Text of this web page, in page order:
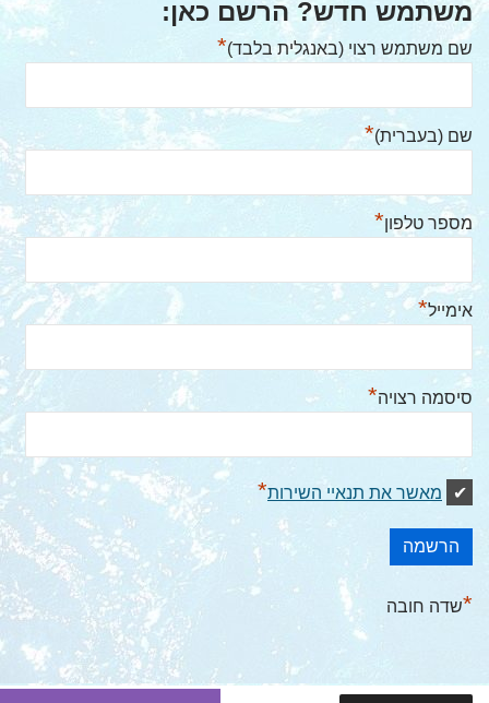
משתמש חדש? הרשם כאן:
שם משתמש רצוי (באנגלית בלבד)*
שם (בעברית)*
מספר טלפון*
אימייל*
סיסמה רצויה*
מאשר את תנאיי השירות*
*שדה חובה